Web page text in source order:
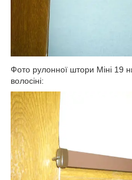
Фото рулонної штори Міні 19
волосіні: